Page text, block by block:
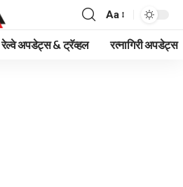
Font
Resizer
Aa
रेल्वे अपडेट्स & ट्रॅव्हल रत्नागिरी अपडेट्स